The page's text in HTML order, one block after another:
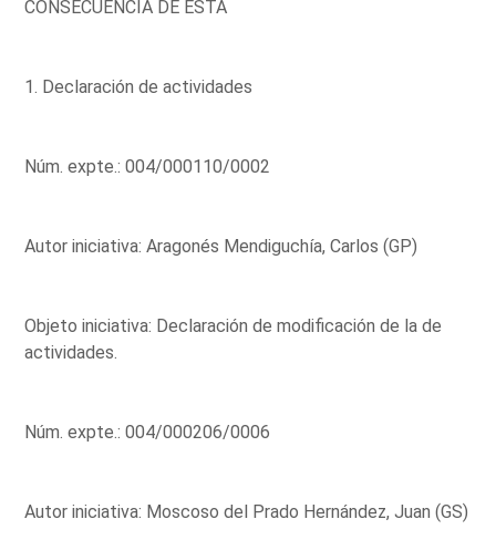
CONSECUENCIA DE ESTA
1. Declaración de actividades
Núm. expte.: 004/000110/0002
Autor iniciativa: Aragonés Mendiguchía, Carlos (GP)
Objeto iniciativa: Declaración de modificación de la de
actividades.
Núm. expte.: 004/000206/0006
Autor iniciativa: Moscoso del Prado Hernández, Juan (GS)